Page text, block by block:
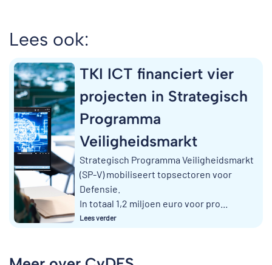
Lees ook:
TKI ICT financiert vier
projecten in Strategisch
Programma
Veiligheidsmarkt
Strategisch Programma Veiligheidsmarkt
(SP-V) mobiliseert topsectoren voor
Defensie.
In totaal 1,2 miljoen euro voor pro...
Lees verder